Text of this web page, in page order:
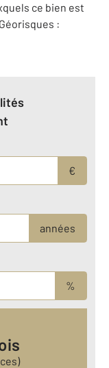
ce bien est
:
€
années
%